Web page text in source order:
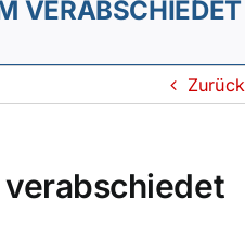
VERABSCHIEDET
Zurück